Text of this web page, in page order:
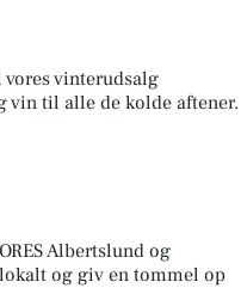
vinterudsalg
vin til alle de kolde aftener.
Albertslund og
og giv en tommel op